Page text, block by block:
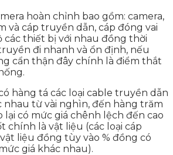
hoàn chỉnh bao gồm: camera,
và cáp truyền dẫn, cáp đóng vai
các thiết bị với nhau đồng thời
đi nhanh và ổn định, nếu
cẩn thận đây chính là điểm thắt
hàng tá các loại cable truyền dẫn
từ vài nghìn, đến hàng trăm
lại có mức giá chênh lệch đến cao
chính là vật liệu (các loại cáp
liệu đồng tùy vào % đồng có
giá khác nhau).